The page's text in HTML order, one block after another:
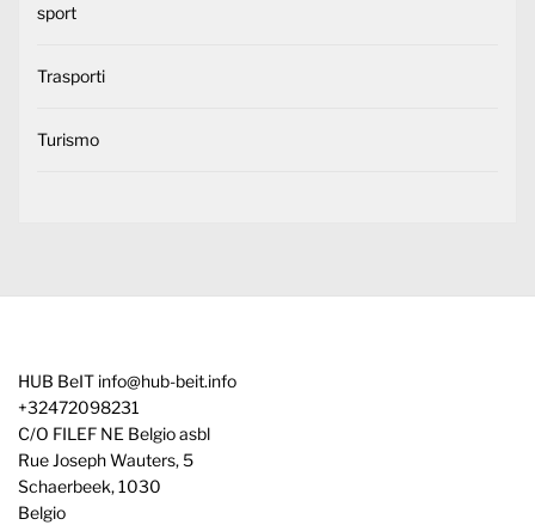
sport
Trasporti
Turismo
HUB BeIT info@hub-beit.info
+32472098231
C/O FILEF NE Belgio asbl
Rue Joseph Wauters, 5
Schaerbeek,1030
Belgio